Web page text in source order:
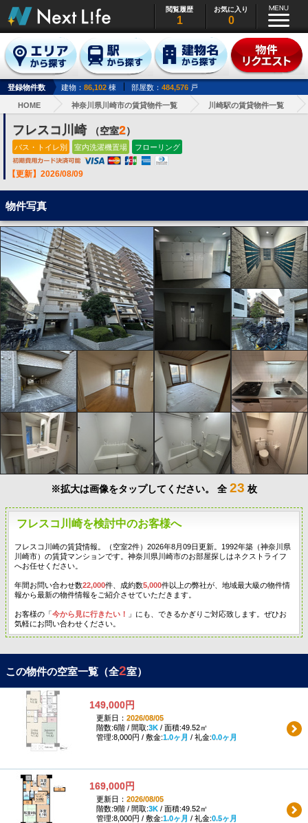
閲覧履歴
1
お気に入り
0
登録物件数 建物： 86,102 棟 部屋数： 484,576 戸
HOME 神奈川県川崎市の賃貸物件一覧 川崎駅の賃貸物件一覧
フレスコ川崎 （空室2）
バス・トイレ別 室内洗濯機置場 フローリング
【更新】2026/08/09
物件写真
※拡大は画像をタップしてください。 全 23 枚
フレスコ川崎を検討中のお客様へ
フレスコ川崎の賃貸情報。（空室2件）2026年8月09日更新。1992年築（神奈川県
川崎市）の賃貸マンションです。神奈川県川崎市のお部屋探しはネクストライフ
へお任せください。
年間お問い合わせ数22,000件、成約数5,000件以上の弊社が、地域最大級の物件情
報から最新の物件情報をご紹介させていただきます。
お客様の「今から見に行きたい！
」にも、できるかぎりご対応致します。ぜひお
気軽にお問い合わせください。
この物件の空室一覧（全2室）
149,000円
更新日： 2026/08/05
階数:6階 / 間取:3K/ 面積:49.52㎡
管理:8,000円 / 敷金:1.0ヶ月 / 礼金:0.0ヶ月
169,000円
更新日： 2026/08/05
階数:9階 / 間取:3K/ 面積:49.52㎡
管理:8,000円 / 敷金:1.0ヶ月 / 礼金:0.5ヶ月